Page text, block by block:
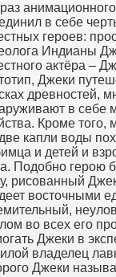
в себе
героев:
Индианы
актёра –
Джеки
древностей,
в себе
Кроме
капли воды
и детей и
Подобно герою
рисованный
восточными
во всех его
Джеки в
владелец
Джеки